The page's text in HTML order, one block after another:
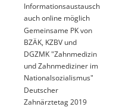
Informationsaustausch
auch online möglich
Gemeinsame PK von
BZÄK, KZBV und
DGZMK "Zahnmedizin
und Zahnmediziner im
Nationalsozialismus"
Deutscher
Zahnärztetag 2019